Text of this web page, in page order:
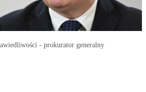
- prokurator generalny